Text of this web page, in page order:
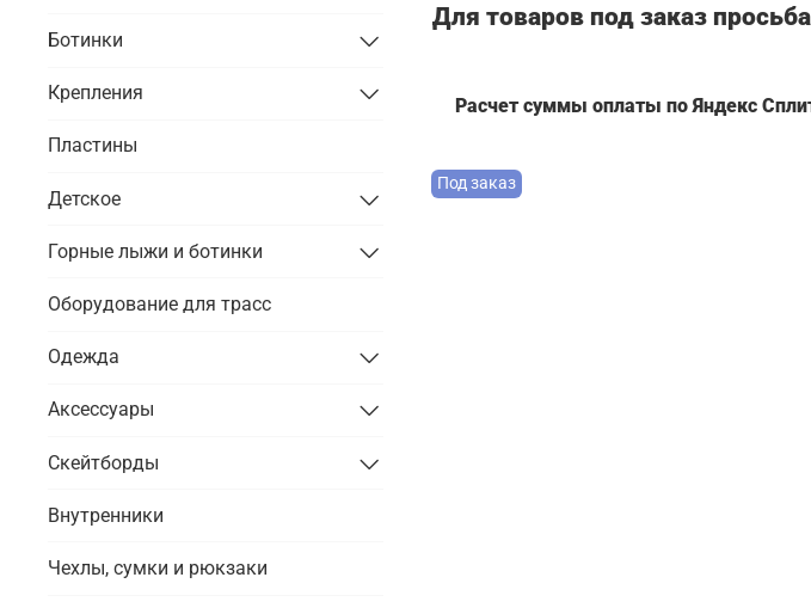
Для товаров под заказ
Расчет суммы оплаты по Яндекс
Под заказ
Ботинки
Крепления
Пластины
Детское
Горные лыжи и ботинки
Оборудование для трасс
Одежда
Аксессуары
Скейтборды
Внутренники
Чехлы, сумки и рюкзаки